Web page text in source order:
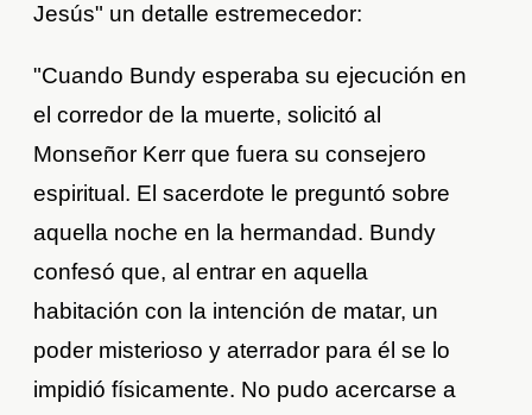
Jesús" un detalle estremecedor:
"Cuando Bundy esperaba su ejecución en
el corredor de la muerte, solicitó al
Monseñor Kerr que fuera su consejero
espiritual. El sacerdote le preguntó sobre
aquella noche en la hermandad. Bundy
confesó que, al entrar en aquella
habitación con la intención de matar, un
poder misterioso y aterrador para él se lo
impidió físicamente. No pudo acercarse a